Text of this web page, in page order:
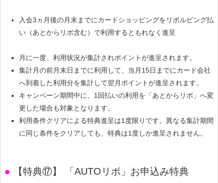
入会3ヵ月後の月末までにカードショッピングをリボルビング払
い（あとからリボ含む）で利用するともれなく進呈
月に一度、利用状況が集計されポイントが進呈されます。
集計月の前月末日までに利用して、当月15日までにカード会社
へ到着した利用分を集計して翌月ポイントが進呈されます。
キャンペーン期間中に、1回払いの利用を「あとからリボ」へ変
更した場合も対象となります。
利用条件クリアによる特典進呈は1度限りです。異なる集計期間
に同じ条件をクリアしても、特典は1度しか進呈されません。
● 【特典⑰】 「AUTOリボ」お申込み特典